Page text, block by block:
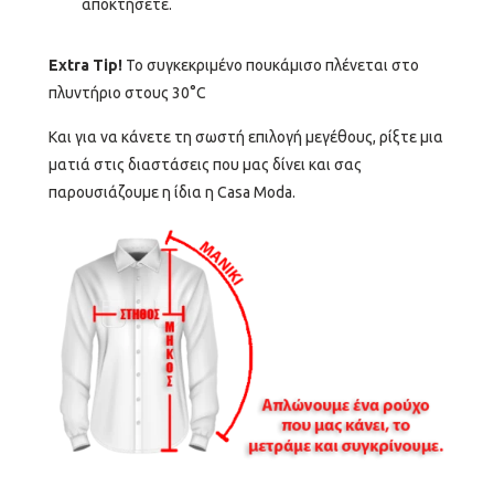
αποκτήσετε.
Extra Tip! Το συγκεκριμένο πουκάμισο πλένεται στο
πλυντήριο στους 30°C
Και για να κάνετε τη σωστή επιλογή μεγέθους, ρίξτε μια
ματιά στις διαστάσεις που μας δίνει και σας
παρουσιάζουμε η ίδια η Casa Moda.